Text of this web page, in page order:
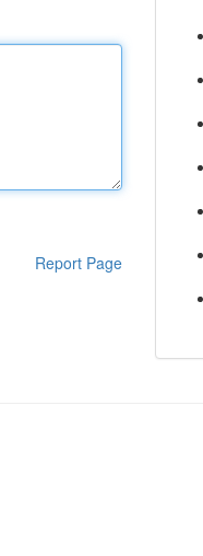
Report Page